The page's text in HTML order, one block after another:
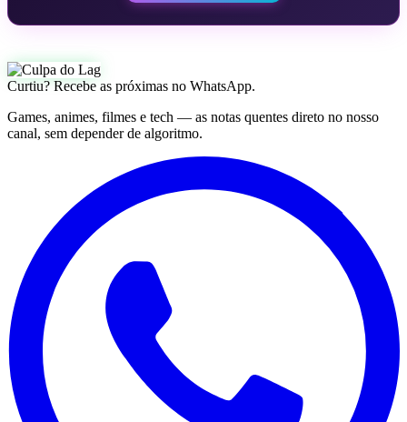
Curtiu? Recebe as próximas no WhatsApp.
Games, animes, filmes e tech — as notas quentes direto no nosso
canal, sem depender de algoritmo.